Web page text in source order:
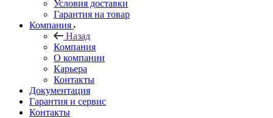
Условия доставки
Гарантия на товар
Компания
Назад
Компания
О компании
Карьера
Контакты
Документация
Гарантия и сервис
Контакты